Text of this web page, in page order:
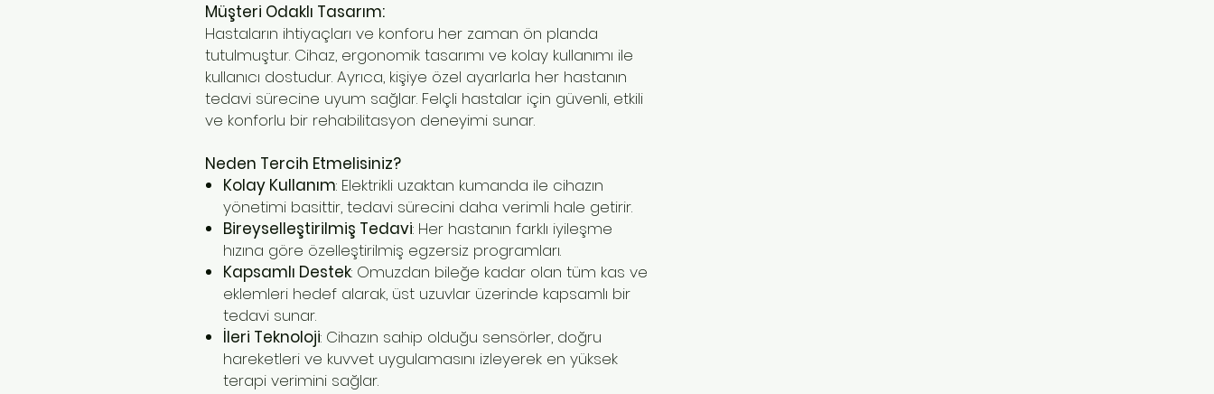
Müşteri Odaklı Tasarım:
Hastaların ihtiyaçları ve konforu her zaman ön planda
tutulmuştur. Cihaz, ergonomik tasarımı ve kolay kullanımı ile
kullanıcı dostudur. Ayrıca, kişiye özel ayarlarla her hastanın
tedavi sürecine uyum sağlar. Felçli hastalar için güvenli, etkili
ve konforlu bir rehabilitasyon deneyimi sunar.
Neden Tercih Etmelisiniz?
Kolay Kullanım: Elektrikli uzaktan kumanda ile cihazın
yönetimi basittir, tedavi sürecini daha verimli hale getirir.
Bireyselleştirilmiş Tedavi: Her hastanın farklı iyileşme
hızına göre özelleştirilmiş egzersiz programları.
Kapsamlı Destek: Omuzdan bileğe kadar olan tüm kas ve
eklemleri hedef alarak, üst uzuvlar üzerinde kapsamlı bir
tedavi sunar.
İleri Teknoloji: Cihazın sahip olduğu sensörler, doğru
hareketleri ve kuvvet uygulamasını izleyerek en yüksek
terapi verimini sağlar.